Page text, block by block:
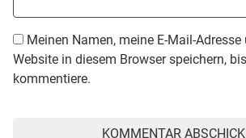
Meinen Namen, meine E-Mail-
Website in diesem Browser speichern,
kommentiere.